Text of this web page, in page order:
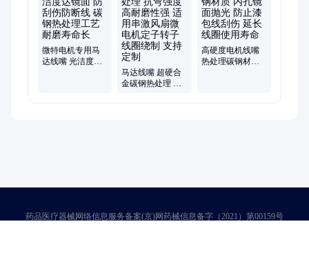
微特电机专用马
达线嘴 光洁度达
马达线嘴 超硬合
金碳钢热处理 抗
高硬度电机线嘴
热处理碳钢材质
药品医疗器械网络信息服务备案(京)网药械信息备字（2021）第00159号